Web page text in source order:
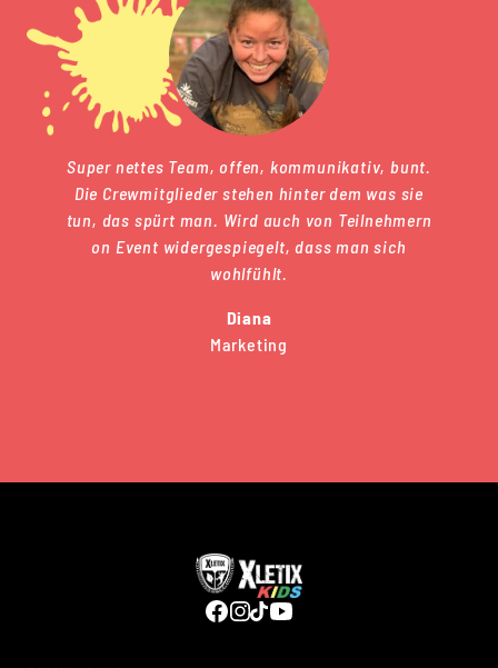
Super nettes Team, offen, kommunikativ, bunt.
Die Crewmitglieder stehen hinter dem was sie
tun, das spürt man. Wird auch von Teilnehmern
on Event widergespiegelt, dass man sich
wohlfühlt.
Diana
Marketing